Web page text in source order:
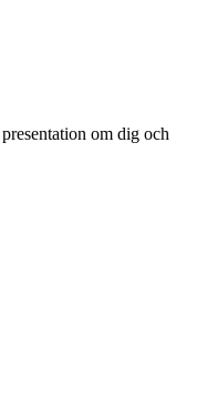
om dig och